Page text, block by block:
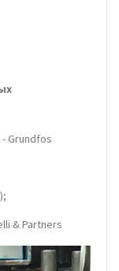
Grundfos
& Partners